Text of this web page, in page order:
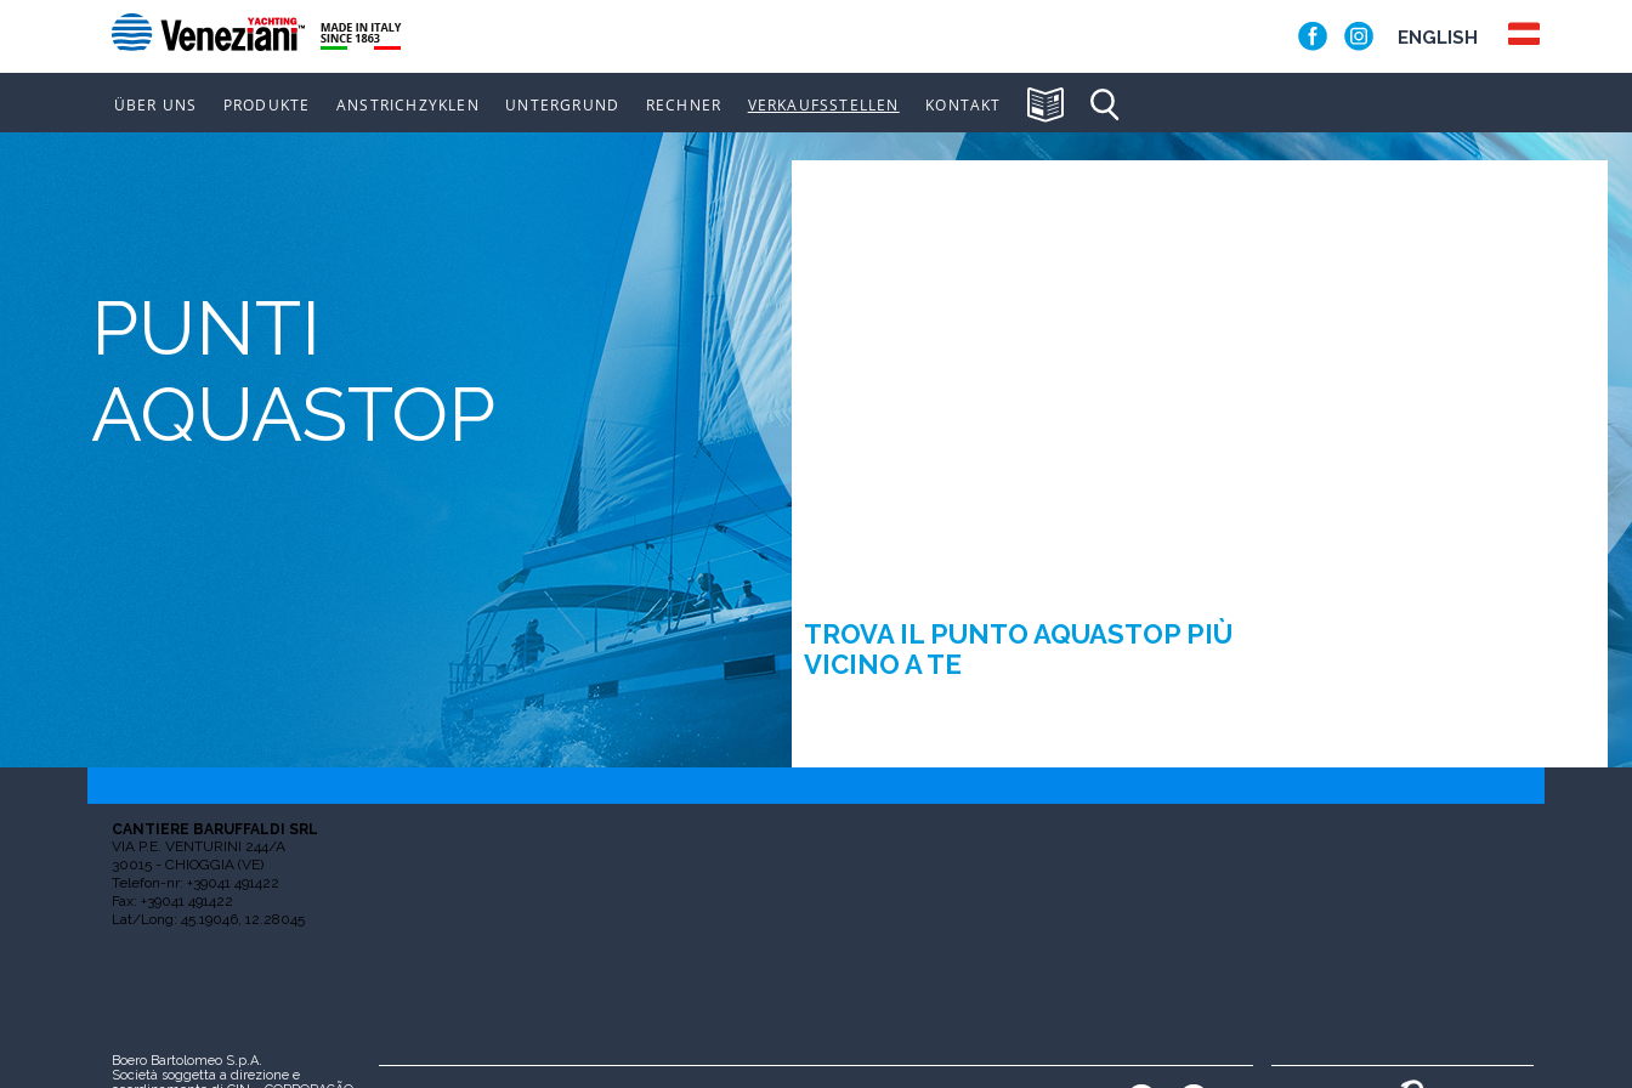
ENGLISH
ÜBER UNS PRODUKTE ANSTRICHZYKLEN UNTERGRUND RECHNER VERKAUFSSTELLEN KONTAKT
PUNTI
AQUASTOP
TROVA IL PUNTO AQUASTOP PIÙ
VICINO A TE
CANTIERE BARUFFALDI SRL
VIA P.E. VENTURINI 244/A
30015 - CHIOGGIA (VE)
Telefon-nr: +39041 491422
Fax: +39041 491422
Lat/Long: 45.19046, 12.28045
Boero Bartolomeo S.p.A.
Società soggetta a direzione e